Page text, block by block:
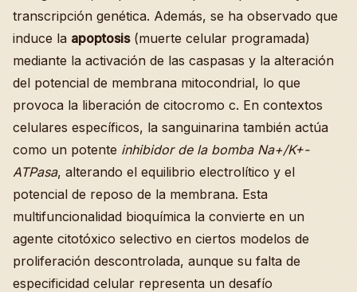
transcripción genética. Además, se ha observado que
induce la apoptosis(muerte celular programada)
mediante la activación de las caspasas y la alteración
del potencial de membrana mitocondrial, lo que
provoca la liberación de citocromo c. En contextos
celulares específicos, la sanguinarina también actúa
como un potente inhibidor de la bomba Na+/K+-
ATPasa, alterando el equilibrio electrolítico y el
potencial de reposo de la membrana. Esta
multifuncionalidad bioquímica la convierte en un
agente citotóxico selectivo en ciertos modelos de
proliferación descontrolada, aunque su falta de
especificidad celular representa un desafío